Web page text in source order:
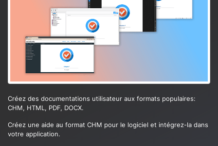
Créez des documentations utilisateur aux formats populaires:
CHM, HTML, PDF, DOCX.
Créez une aide au format CHM pour le logiciel et intégrez-la dans
votre application.